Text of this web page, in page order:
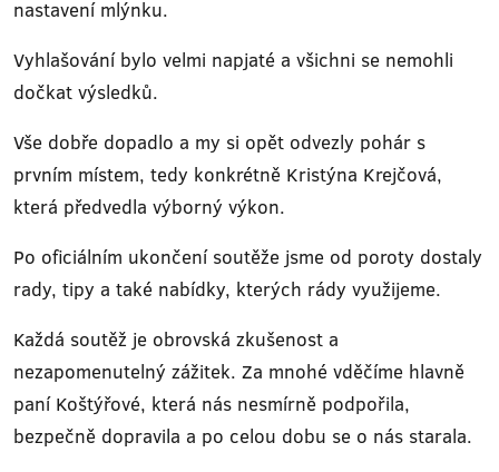
nastavení mlýnku.
Vyhlašování bylo velmi napjaté a všichni se nemohli
dočkat výsledků.
Vše dobře dopadlo a my si opět odvezly pohár s
prvním místem, tedy konkrétně Kristýna Krejčová,
která předvedla výborný výkon.
Po oficiálním ukončení soutěže jsme od poroty dostaly
rady, tipy a také nabídky, kterých rády využijeme.
Každá soutěž je obrovská zkušenost a
nezapomenutelný zážitek. Za mnohé vděčíme hlavně
paní Koštýřové, která nás nesmírně podpořila,
bezpečně dopravila a po celou dobu se o nás starala.